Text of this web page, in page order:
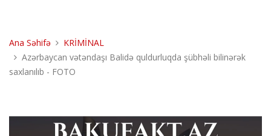
Ana Səhifə
KRİMİNAL
Azərbaycan vətəndaşı Balidə quldurluqda şübhəli bilinərək
saxlanılıb - FOTO